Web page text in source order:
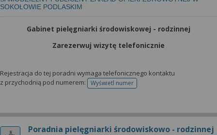
SOKOŁOWIE PODLASKIM
Gabinet pielęgniarki środowiskowej - rodzinnej
Zarezerwuj wizytę telefonicznie
Rejestracja do tej poradni wymaga telefonicznego kontaktu
z przychodnią pod numerem:
Wyświetl numertelefonu do rejestracji
Poradnia pielęgniarki środowiskowo - rodzinnej